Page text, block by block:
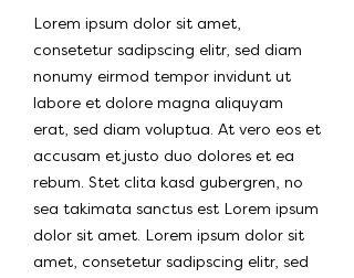
Lorem ipsum dolor sit amet,
consetetur sadipscing elitr, sed diam
nonumy eirmod tempor invidunt ut
labore et dolore magna aliquyam
erat, sed diam voluptua. At vero eos et
accusam et justo duo dolores et ea
rebum. Stet clita kasd gubergren, no
sea takimata sanctus est Lorem ipsum
dolor sit amet. Lorem ipsum dolor sit
amet, consetetur sadipscing elitr, sed